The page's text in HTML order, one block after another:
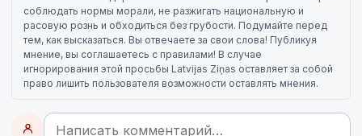
соблюдать нормы морали, не разжигать национальную и
расовую рознь и обходиться без грубости. Подумайте перед
тем, как высказаться. Вы отвечаете за свои слова! Публикуя
мнение, вы соглашаетесь с правилами! В случае
игнорирования этой просьбы Latvijas Ziņas оставляет за собой
право лишить пользователя возможности оставлять мнения.